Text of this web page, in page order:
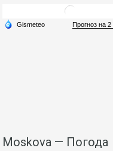
Moskova — Погода